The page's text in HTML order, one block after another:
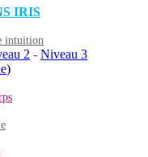
IRIS
intuition
2 - Niveau 3
)